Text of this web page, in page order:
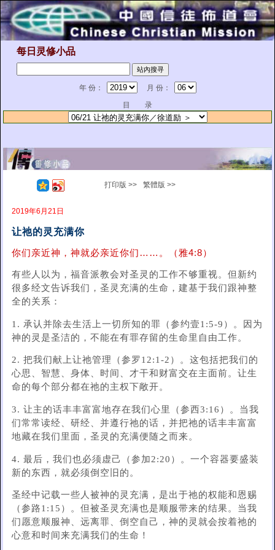
每日灵修小品
年 份：
月 份：
目 录
打印版 >> 繁體版 >>
2019年6月21日
让祂的灵充满你
你们亲近神，神就必亲近你们……。（雅4:8）
有些人以为，福音派教会对圣灵的工作不够重视。但新约
很多经文告诉我们，圣灵充满的生命，建基于我们跟神整
全的关系：
1. 承认并除去生活上一切所知的罪（参约壹1:5-9）。因为
神的灵是圣洁的，不能在有罪存留的生命里自由工作。
2. 把我们献上让祂管理（参罗12:1-2）。这包括把我们的
心思、智慧、身体、时间、才干和财富交在主面前。让生
命的每个部分都在祂的主权下敞开。
3. 让主的话丰丰富富地存在我们心里（参西3:16）。当我
们常常读经、研经、并遵行祂的话，并把祂的话丰丰富富
地藏在我们里面，圣灵的充满便随之而来。
4. 最后，我们也必须虚己（参加2:20）。一个容器要盛装
新的东西，就必须倒空旧的。
圣经中记载一些人被神的灵充满，是出于祂的权能和恩赐
（参路1:15）。但被圣灵充满也是顺服带来的结果。当我
们愿意顺服神、远离罪、倒空自己，神的灵就会按着祂的
心意和时间来充满我们的生命！